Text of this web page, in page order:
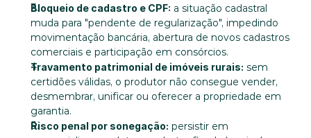
Bloqueio de cadastro e CPF: a situação cadastral
muda para "pendente de regularização", impedindo
movimentação bancária, abertura de novos cadastros
comerciais e participação em consórcios.
Travamento patrimonial de imóveis rurais: sem
certidões válidas, o produtor não consegue vender,
desmembrar, unificar ou oferecer a propriedade em
garantia.
Risco penal por sonegação: persistir em